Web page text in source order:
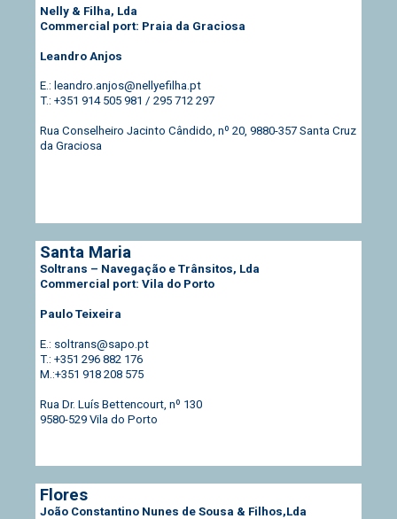
Nelly & Filha, Lda
Commercial port: Praia da Graciosa
Leandro Anjos
E.: leandro.anjos@nellyefilha.pt
T.: +351 914 505 981 / 295 712 297
Rua Conselheiro Jacinto Cândido, nº 20, 9880-357 Santa Cruz
da Graciosa
Santa Maria
Soltrans – Navegação e Trânsitos, Lda
Commercial port: Vila do Porto
Paulo Teixeira
E.: soltrans@sapo.pt
T.: +351 296 882 176
M.:+351 918 208 575
Rua Dr. Luís Bettencourt, nº 130
9580-529 Vila do Porto
Flores
João Constantino Nunes de Sousa & Filhos,Lda